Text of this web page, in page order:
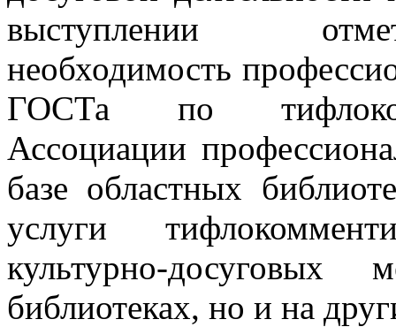
выступлении
необходимость
ГОСТа по
Ассоциации
базе областных
услуги
культурно-
библиотеках, но и на